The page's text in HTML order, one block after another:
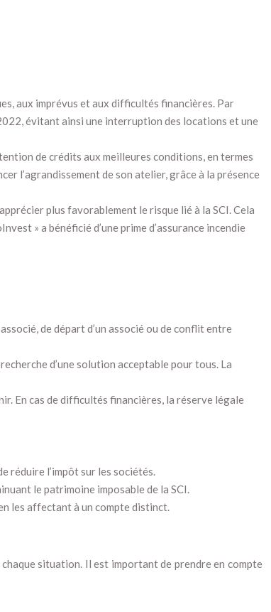
aux imprévus et aux difficultés financières. Par
évitant ainsi une interruption des locations et une
de crédits aux meilleures conditions, en termes
l’agrandissement de son atelier, grâce à la présence
plus favorablement le risque lié à la SCI. Cela
» a bénéficié d’une prime d’assurance incendie
de départ d’un associé ou de conflit entre
d’une solution acceptable pour tous. La
En cas de difficultés financières, la réserve légale
réduire l’impôt sur les sociétés.
le patrimoine imposable de la SCI.
les affectant à un compte distinct.
situation. Il est important de prendre en compte